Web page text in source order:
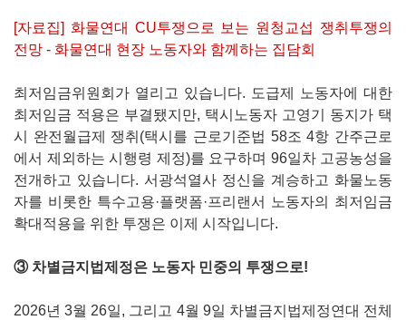
[자료집] 화물연대 CU투쟁으로 보는 원청교섭 쟁취투쟁의
전망 - 화물연대 현장 노동자와 함께하는 집담회
최저임금위원회가 열리고 있습니다. 도급제 노동자에 대한
최저임금 적용은 부결됐지만, 택시노동자 고영기 동지가 택
시 완전월급제 쟁취(택시를 근로기준법 58조 4항 간주근로
에서 제외하는 시행령 제정)를 요구하며 96일차 고공농성을
전개하고 있습니다. 서광석열사 정신을 계승하고 화물노동
자를 비롯한 특수고용·플랫폼·프리랜서 노동자의 최저임금
확대적용을 위한 투쟁은 이제 시작입니다.
③ 차별금지법제정은 노동자 민중의 투쟁으로!
2026년 3월 26일, 그리고 4월 9일 차별금지법제정연대 전체